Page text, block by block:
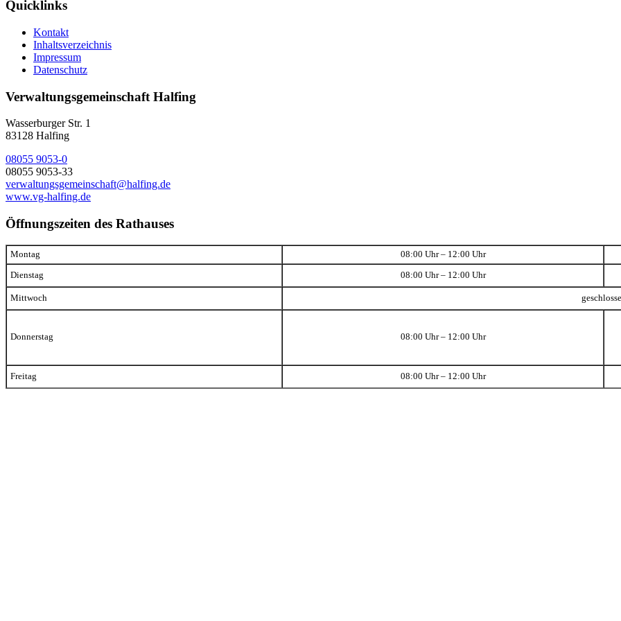
Quicklinks
Kontakt
Inhaltsverzeichnis
Impressum
Datenschutz
Verwaltungsgemeinschaft Halfing
Wasserburger Str. 1
83128 Halfing
08055 9053-0
08055 9053-33
verwaltungsgemeinschaft@halfing.de
www.vg-halfing.de
Öffnungszeiten des Rathauses
Montag 08:00 Uhr – 12:00 Uhr
Dienstag 08:00 Uhr – 12:00 Uhr
Mittwoch
Donnerstag 08:00 Uhr – 12:00 Uhr
Freitag 08:00 Uhr – 12:00 Uhr